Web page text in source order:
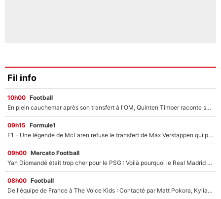
Fil info
10h00 Football
En plein cauchemar après son transfert à l'OM, Quinten Timber raconte ses doutes après sa signature à Marseille
09h15 Formule1
F1 - Une légende de McLaren refuse le transfert de Max Verstappen qui pourrait «faire des vagues» et plomber l'ambiance dans l'équipe
09h00 Mercato Football
Yan Diomandé était trop cher pour le PSG : Voilà pourquoi le Real Madrid a accepté de payer la somme record de 140M€ pour boucler son transfert !
08h00 Football
De l'équipe de France à The Voice Kids : Contacté par Matt Pokora, Kylian Mbappé a accepté de jouer un rôle inédit sur TF1 !